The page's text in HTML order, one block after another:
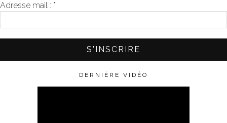
Adresse mail : *
DERNIÈRE VIDÉO